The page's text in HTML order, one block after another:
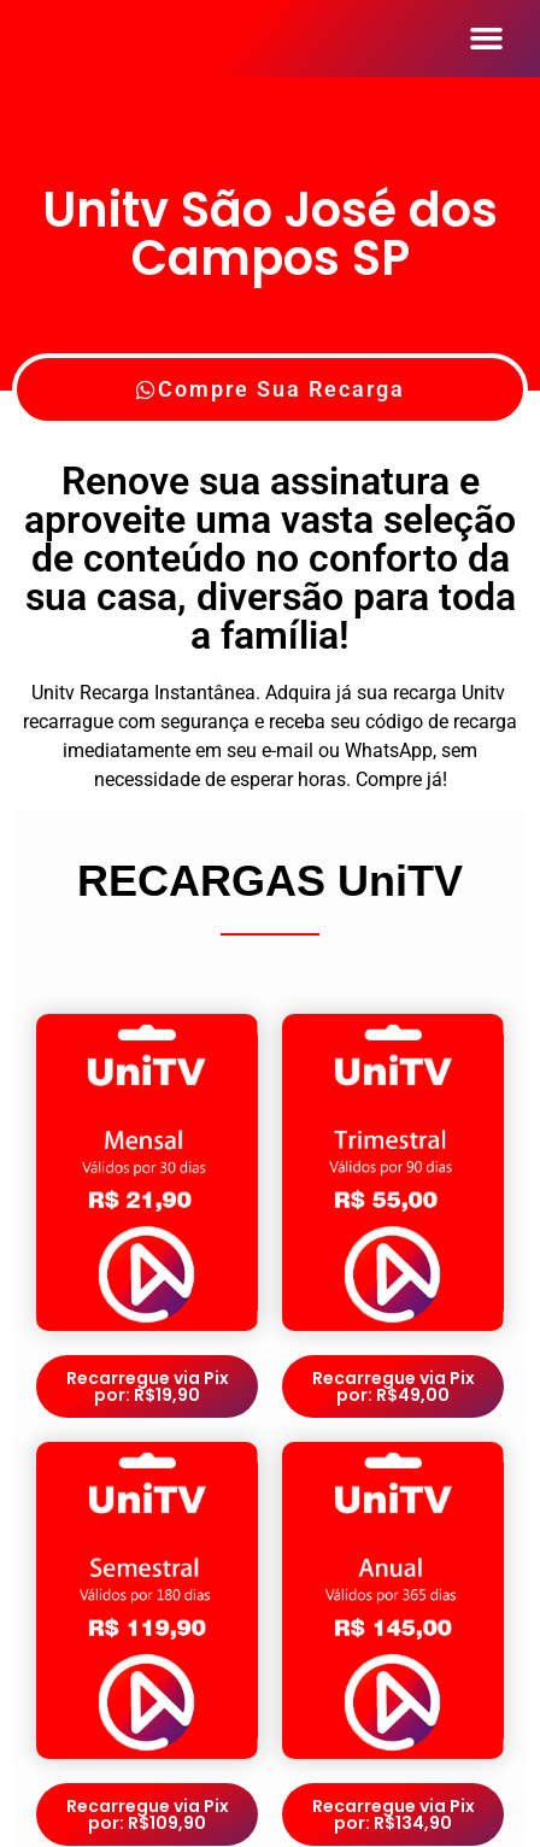
Unitv São José dos
Campos SP
Compre Sua Recarga
Renove sua assinatura e
aproveite uma vasta seleção
de conteúdo no conforto da
sua casa, diversão para toda
a família!
Unitv Recarga Instantânea. Adquira já sua recarga Unitv
recarrague com segurança e receba seu código de recarga
imediatamente em seu e-mail ou WhatsApp, sem
necessidade de esperar horas. Compre já!
RECARGAS UniTV
Recarregue via Pix
por: R$19,90
Recarregue via Pix
por: R$49,00
Recarregue via Pix
por: R$109,90
Recarregue via Pix
por: R$134,90